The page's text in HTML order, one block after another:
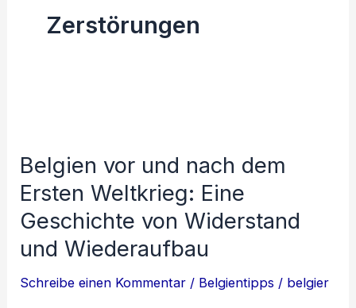
Zerstörungen
Belgien vor und nach dem
Ersten Weltkrieg: Eine
Geschichte von Widerstand
und Wiederaufbau
Schreibe einen Kommentar / Belgientipps / belgier